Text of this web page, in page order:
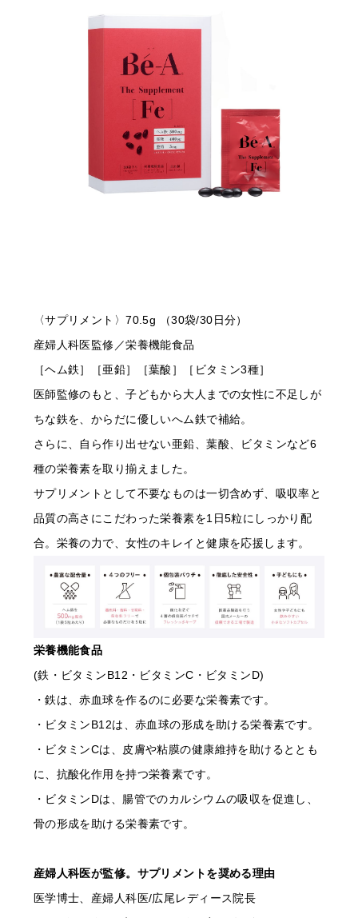
〈サプリメント〉70.5g （30袋/30日分）
産婦人科医監修／栄養機能食品
［ヘム鉄］［亜鉛］［葉酸］［ビタミン3種］
医師監修のもと、子どもから大人までの女性に不足しが
ちな鉄を、からだに優しいへム鉄で補給。
さらに、自ら作り出せない亜鉛、葉酸、ビタミンなど6
種の栄養素を取り揃えました。
サプリメントとして不要なものは一切含めず、吸収率と
品質の高さにこだわった栄養素を1日5粒にしっかり配
合。栄養の力で、女性のキレイと健康を応援します。
栄養機能食品
(鉄・ビタミンB12・ビタミンC・ビタミンD)
・鉄は、赤血球を作るのに必要な栄養素です。
・ビタミンB12は、赤血球の形成を助ける栄養素です。
・ビタミンCは、皮膚や粘膜の健康維持を助けるととも
に、抗酸化作用を持つ栄養素です。
・ビタミンDは、腸管でのカルシウムの吸収を促進し、
骨の形成を助ける栄養素です。
産婦人科医が監修。サプリメントを奨める理由
医学博士、産婦人科医/広尾レディース院長